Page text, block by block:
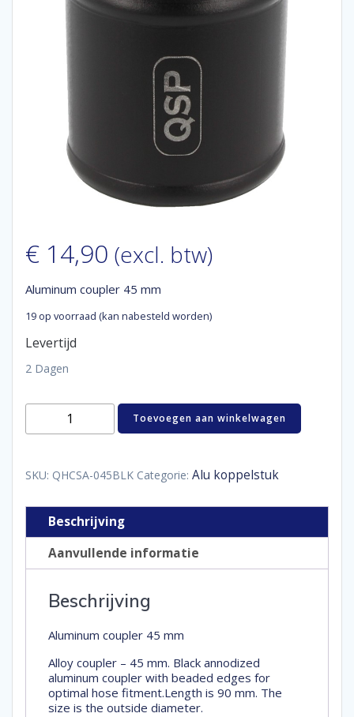
€ 14,90 (excl. btw)
Aluminum coupler 45 mm
19 op voorraad (kan nabesteld worden)
Levertijd
2 Dagen
Aluminum
aantal
Toevoegen aan winkelwagen
SKU: QHCSA-045BLK Categorie: Alu koppelstuk
Beschrijving
Aanvullende informatie
Beschrijving
Aluminum coupler 45 mm
Alloy coupler – 45 mm. Black annodized
aluminum coupler with beaded edges for
optimal hose fitment.Length is 90 mm. The
size is the outside diameter.